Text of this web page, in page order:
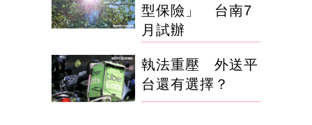
型保險」 台南7
月試辦
執法重壓 外送平
台還有選擇？